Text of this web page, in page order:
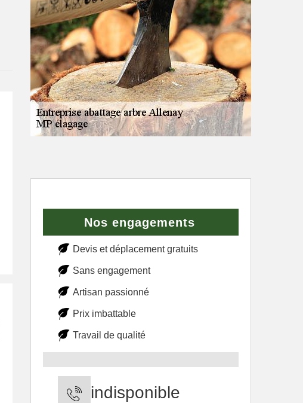
Nos engagements
Devis et déplacement gratuits
Sans engagement
Artisan passionné
Prix imbattable
Travail de qualité
indisponible